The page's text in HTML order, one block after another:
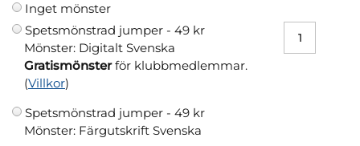
Inget mönster
Spetsmönstrad jumper - 49 kr
Mönster: Digitalt Svenska
Gratismönsterför klubbmedlemmar.
(Villkor)
Spetsmönstrad jumper - 49 kr
Mönster: Färgutskrift Svenska